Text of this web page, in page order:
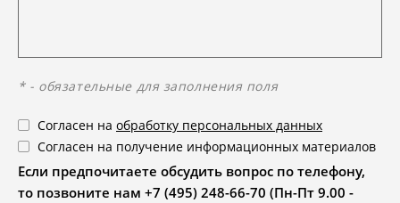
* - обязательные для заполнения поля
Согласен на обработку персональных данных
Согласен на получение информационных материалов
Если предпочитаете обсудить вопрос по телефону,
то позвоните нам +7 (495) 248-66-70 (Пн-Пт 9.00 -